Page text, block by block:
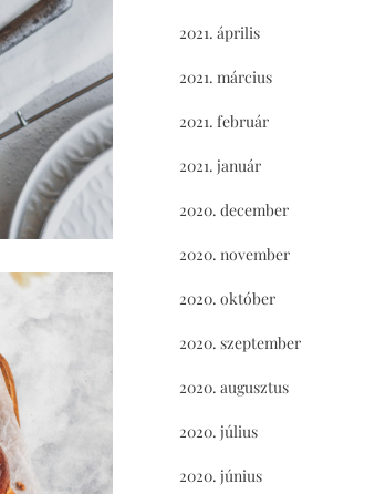
2021. április
2021. március
2021. február
2021. január
2020. december
2020. november
2020. október
2020. szeptember
2020. augusztus
2020. július
2020. június